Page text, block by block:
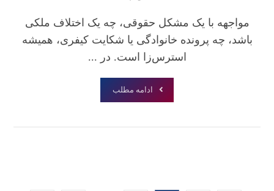
مواجهه با یک مشکل حقوقی، چه یک اختلاف ملکی
باشد، چه پرونده خانوادگی یا شکایت کیفری، همیشه
استرس‌زا است. در ...
ادامه مطلب